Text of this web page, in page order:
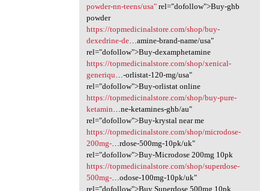
powder-nn-teens/usa"rel="dofollow">Buy-ghb
powder
https://topmedicinalstore.com/shop/buy-
dexedrine-de…amine-brand-name/usa"
rel="dofollow">Buy-dexamphetamine
https://topmedicinalstore.com/shop/xenical-
generiqu …-orlistat-120-mg/usa"
rel="dofollow">Buy-orlistat online
https://topmedicinalstore.com/shop/buy-pure-
ketamin …ne-ketamines-ghb/au"
rel="dofollow">Buy-krystal near me
https://topmedicinalstore.com/shop/microdose-
200mg-…rdose-500mg-10pk/uk"
rel="dofollow">Buy-Microdose 200mg 10pk
https://topmedicinalstore.com/shop/superdose-
500mg-…odose-100mg-10pk/uk"
rel="dofollow">Buy Superdose 500mg 10pk